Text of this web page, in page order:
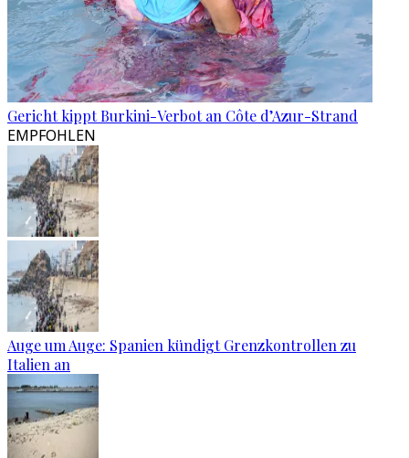
Gericht kippt Burkini-Verbot an Côte d’Azur-Strand
EMPFOHLEN
Auge um Auge: Spanien kündigt Grenzkontrollen zu
Italien an